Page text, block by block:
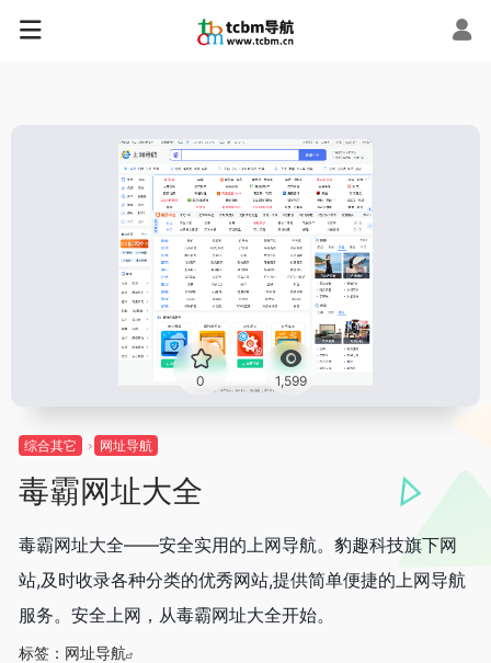
0 1,599
综合其它 网址导航
毒霸网址大全
毒霸网址大全——安全实用的上网导航。豹趣科技旗下网
站,及时收录各种分类的优秀网站,提供简单便捷的上网导航
服务。安全上网，从毒霸网址大全开始。
标签： 网址导航